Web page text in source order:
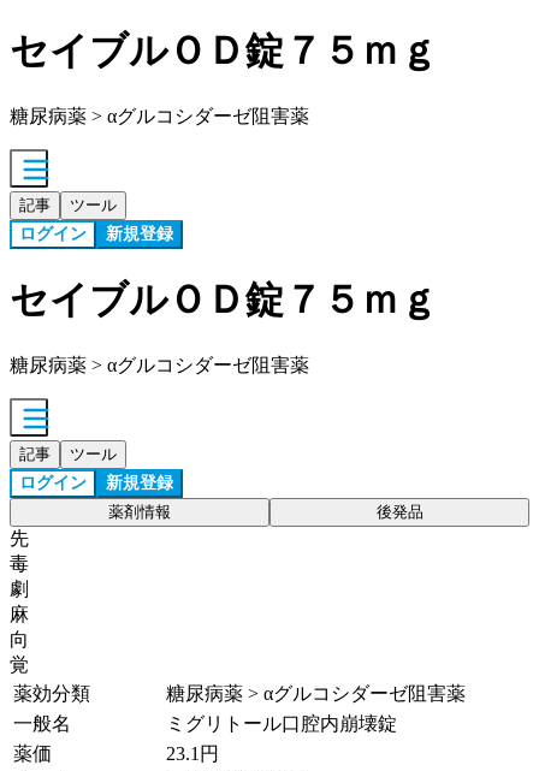
セイブルＯＤ錠７５ｍｇ
糖尿病薬 > αグルコシダーゼ阻害薬
記事 ツール
ログイン 新規登録
セイブルＯＤ錠７５ｍｇ
糖尿病薬 > αグルコシダーゼ阻害薬
記事 ツール
ログイン 新規登録
薬剤情報 後発品
先
毒
劇
麻
向
覚
薬効分類
糖尿病薬 > αグルコシダーゼ阻害薬
一般名
ミグリトール口腔内崩壊錠
薬価
23.1 円